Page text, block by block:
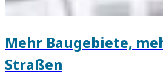
Mehr Baugebiete,
Straßen